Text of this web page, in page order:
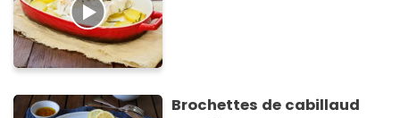
Brochettes de cabillaud